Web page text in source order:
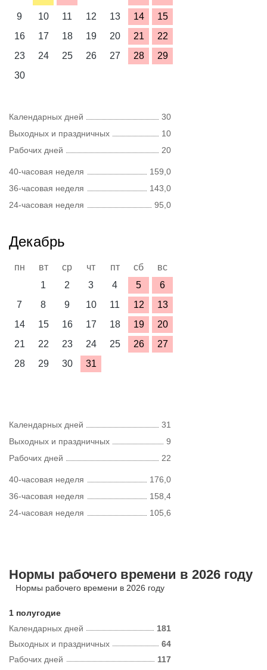
9
10 11 12 13 14
15
16
17 18 19 20 21
22
23
24 25 26 27 28
29
30
Календарных дней
30
Выходных и праздничных
10
Рабочих дней
20
40-часовая неделя
159,0
36-часовая неделя
143,0
24-часовая неделя
95,0
Декабрь
пн вт ср чт пт сб
вс
1
2 3 4 5
6
7
8 9 10 11 12
13
14
15 16 17 18 19
20
21
22 23 24 25 26
27
28
29 30 31
Календарных дней
31
Выходных и праздничных
9
Рабочих дней
22
40-часовая неделя
176,0
36-часовая неделя
158,4
24-часовая неделя
105,6
Нормы рабочего времени в 2026 году
Нормы рабочего времени в 2026 году
1 полугодие
Календарных дней
181
Рабочих дней 117
Выходных и праздничных 64